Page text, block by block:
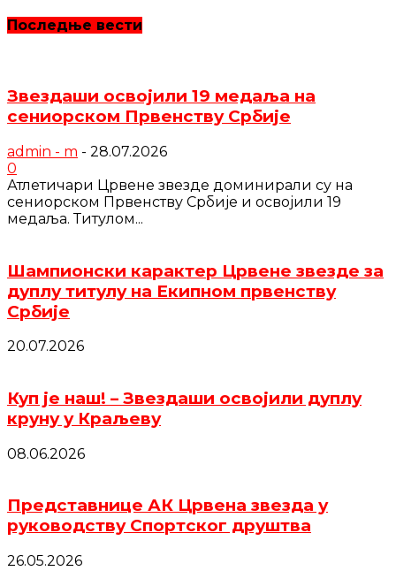
Последње вести
Звездаши освојили 19 медаља на
сениорском Првенству Србије
admin - m - 28.07.2026
0
Атлетичари Црвене звезде доминирали су на
сениорском Првенству Србије и освојили 19
медаља. Титулом...
Шампионски карактер Црвене звезде за
дуплу титулу на Екипном првенству
Србије
20.07.2026
Куп је наш! – Звездаши освојили дуплу
круну у Краљеву
08.06.2026
Представнице АК Црвена звезда у
руководству Спортског друштва
26.05.2026